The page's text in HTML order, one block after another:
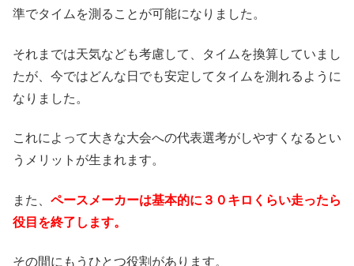
準でタイムを測ることが可能になりました。
それまでは天気なども考慮して、タイムを換算していまし
たが、今ではどんな日でも安定してタイムを測れるように
なりました。
これによって大きな大会への代表選考がしやすくなるとい
うメリットが生まれます。
また、 ペースメーカーは基本的に３０キロくらい走ったら
役目を終了します。
その間にもうひとつ役割があります。